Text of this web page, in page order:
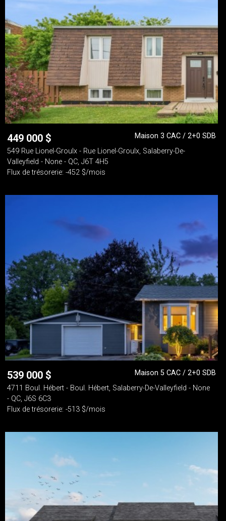
449 000 $
Maison 3 CAC / 2+0 SDB
549 Rue Lionel-Groulx - Rue Lionel-Groulx, Salaberry-De-
Valleyfield - None - QC, J6T 4H5
Flux de trésorerie: -452 $/mois
539 000 $
Maison 5 CAC / 2+0 SDB
4711 Boul. Hébert - Boul. Hébert, Salaberry-De-Valleyfield - None
- QC, J6S 6C3
Flux de trésorerie: -513 $/mois